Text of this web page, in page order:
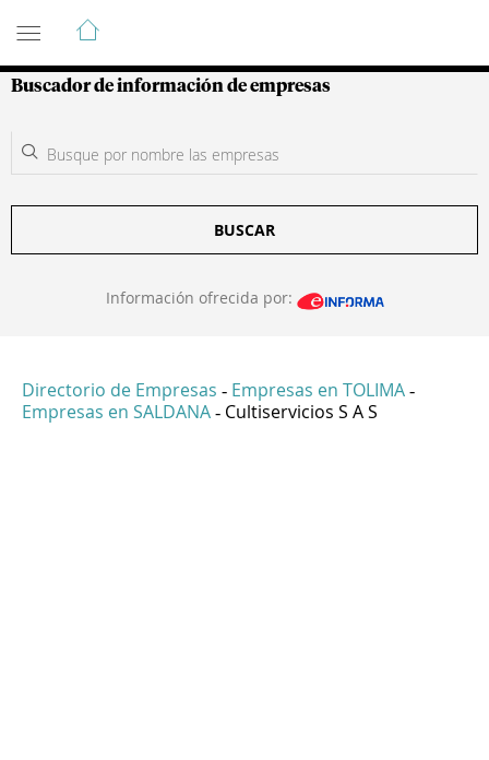
Guía de Empresas Colombianas
Buscador de información de empresas
BUSCAR
Información ofrecida por:
Directorio de Empresas - Empresas en TOLIMA -
Empresas en SALDANA - Cultiservicios S A S